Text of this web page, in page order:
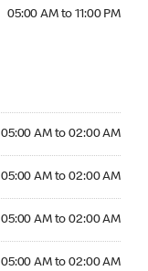
05:00 AM to 11:00 PM
05:00 AM to 02:00 AM
05:00 AM to 02:00 AM
05:00 AM to 02:00 AM
05:00 AM to 02:00 AM